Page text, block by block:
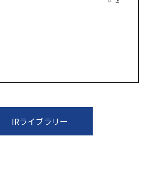
IRライブラリー